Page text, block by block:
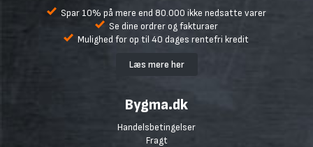
Spar 10% på mere end 80.000 ikke nedsatte varer
Se dine ordrer og fakturaer
Mulighed for op til 40 dages rentefri kredit
Læs mere her
Bygma.dk
Handelsbetingelser
Fragt